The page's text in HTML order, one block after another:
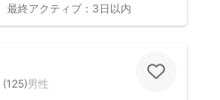
最終アクティブ： 3日以内
(125)男性